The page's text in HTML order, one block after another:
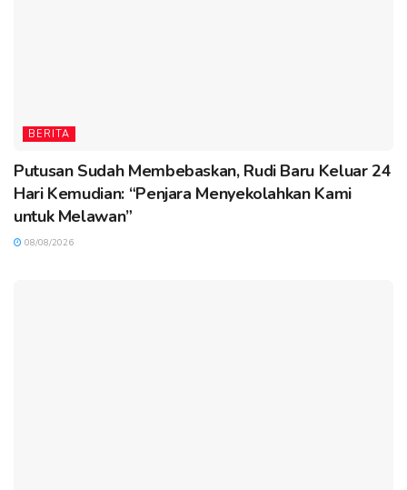
BERITA
Putusan Sudah Membebaskan, Rudi Baru Keluar 24
Hari Kemudian: “Penjara Menyekolahkan Kami
untuk Melawan”
08/08/2026